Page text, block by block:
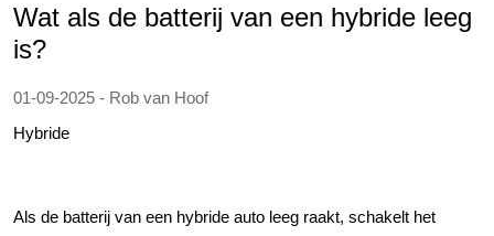
Wat als de batterij van een hybride leeg
is?
01-09-2025 - Rob van Hoof
Hybride
Als de batterij van een hybride auto leeg raakt, schakelt het